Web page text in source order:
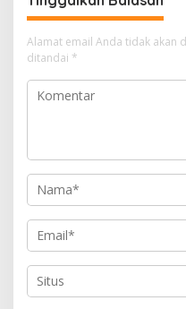
Alamat email Anda tidak akan
ditandai *